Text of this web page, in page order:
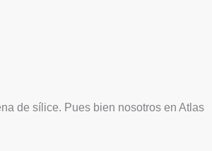
de sílice. Pues bien nosotros en Atlas